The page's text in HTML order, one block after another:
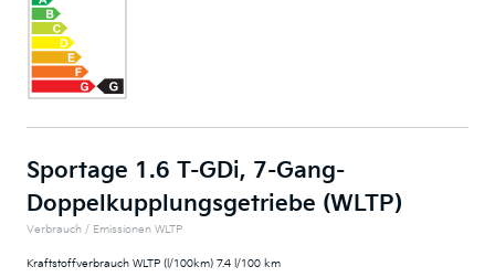
Sportage 1.6 T-GDi, 7-Gang-
Doppelkupplungsgetriebe (WLTP)
Verbrauch / Emissionen WLTP
Kraftstoffverbrauch WLTP (l/100km) 7.4 l/100 km